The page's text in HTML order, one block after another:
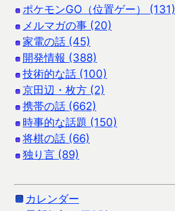
ポケモンGO（位置ゲー） (131)
メルマガの事 (20)
家電の話 (45)
開発情報 (388)
技術的な話 (100)
京田辺・枚方 (2)
携帯の話 (662)
時事的な話題 (150)
将棋の話 (66)
独り言 (89)
カレンダー